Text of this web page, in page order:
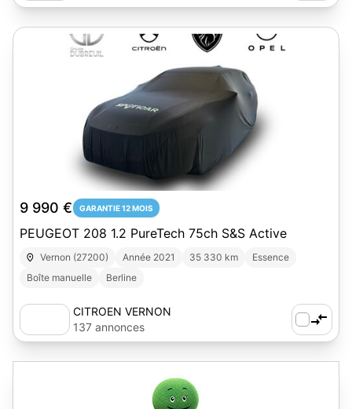
9 990 € GARANTIE 12 MOIS
PEUGEOT 208 1.2 PureTech 75ch S&S Active
Vernon (27200) Année 2021 35 330 km
Essence
Boîte manuelle
Berline
CITROEN VERNON
137 annonces